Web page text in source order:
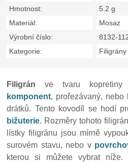
Hmotnost:
5.2 g
Materiál:
Mosaz
Výrobní číslo:
8132-
Kategorie:
Filigrány
Filigrán ve tvaru
komponent, prořezávaný,
drátků. Tento kovodíl se hodí
bižuterie. Rozměry tohoto
lístky filigránu jsou mírně
surovém stavu, nebo v
kterou si můžete vybrat níže.